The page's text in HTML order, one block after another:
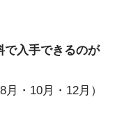
で入手できるのが
・10月・12月）